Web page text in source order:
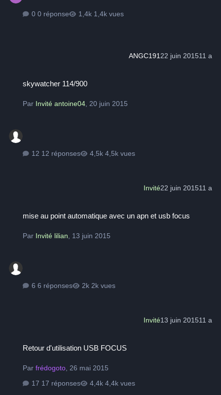
0 réponse 1,4k vues
ANGC191 22 juin 201511 a
skywatcher 114/900
Par Invité antoine04,20 juin 2015
12 réponses 4,5k vues
Invité22 juin 201511 a
mise au point automatique avec un apn et usb focus
Par Invité lilian 13 juin 2015
6 réponses 2k vues
Invité13 juin 201511 a
Retour d'utilisation USB FOCUS
Parfrédogoto 26 mai 2015
17 réponses
4,4k vues